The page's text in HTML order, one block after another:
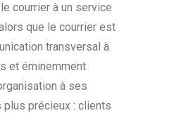
courrier à un service
que le courrier est
transversal à
et éminemment
à ses
précieux : clients